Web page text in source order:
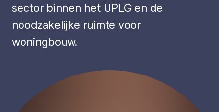
sector binnen het UPLG en de
noodzakelijke ruimte voor
woningbouw.